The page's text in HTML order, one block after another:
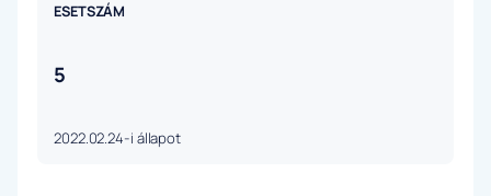
ESETSZÁM
5
2022.02.24-i állapot